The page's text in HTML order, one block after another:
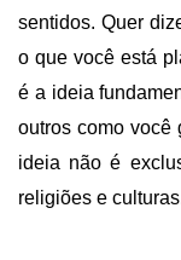
sentidos. Quer
o que você está
é a ideia
outros como você
ideia não é
religiões e